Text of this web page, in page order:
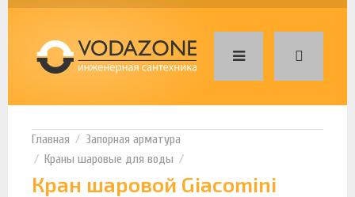
Запорная арматура
Краны шаровые для воды
Кран шаровой Giacomini